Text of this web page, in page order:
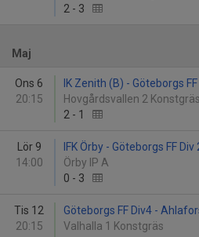
2 - 3
Maj
Ons 6
20:15
IK Zenith (B) - Göteborgs
Hovgårdsvallen 2
2 - 1
Lör 9
14:00
IFK Örby - Göteborgs FF Div
Örby IP A
0 - 3
Tis 12
20:15
Göteborgs FF Div4 -
Valhalla 1 Konstgräs